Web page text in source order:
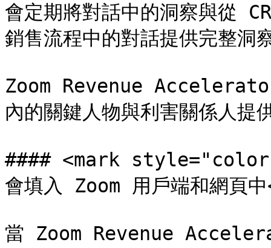
會定期將對話中的洞察與從
銷售流程中的對話提供完整洞
Zoom Revenue
內的關鍵人物與利害關係人提
#### <mark style="color:
會填入 Zoom 用戶端和網頁
當 Zoom Revenue